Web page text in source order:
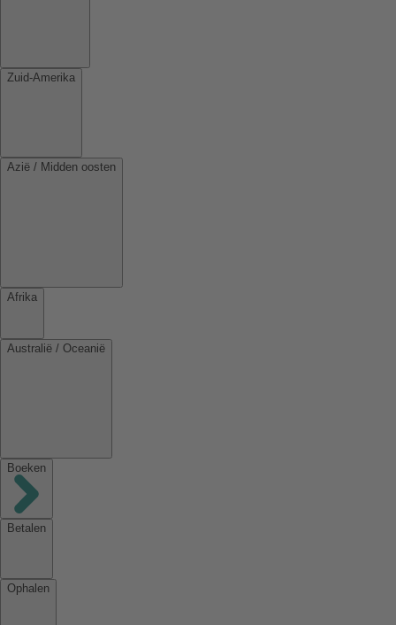
Zuid-Amerika
Azië / Midden oosten
Afrika
Australië / Oceanië
Boeken
Betalen
Ophalen